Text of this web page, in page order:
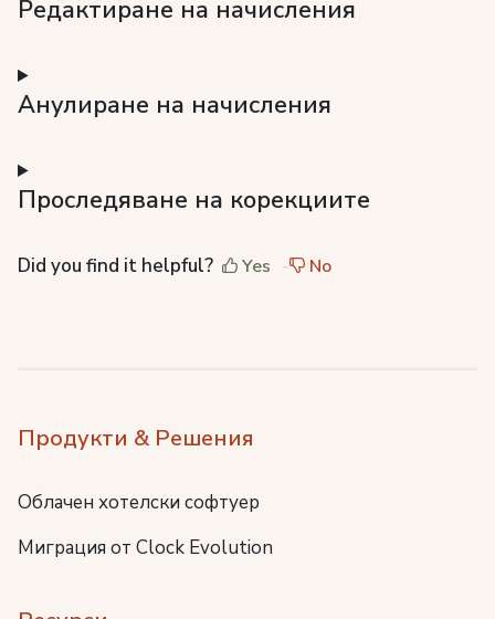
Редактиране на начисления
Анулиране на начисления
Проследяване на корекциите
Did you find it helpful? Yes No
Продукти & Решения
Облачен хотелски софтуер
Миграция от Clock Evolution